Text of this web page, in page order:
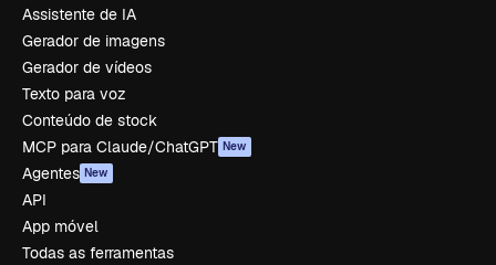
Assistente de IA
Gerador de imagens
Gerador de vídeos
Texto para voz
Conteúdo de stock
MCP para Claude/ChatGPT New
Agentes New
API
App móvel
Todas as ferramentas